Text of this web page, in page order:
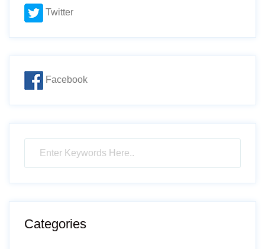
Twitter
Facebook
Categories